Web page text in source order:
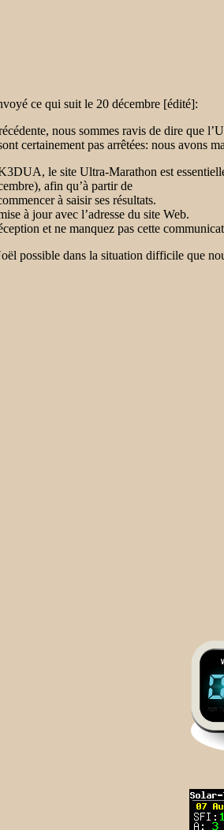
ce qui suit le 20 décembre [édité]:
nous sommes ravis de dire que
certainement pas arrêtées: nous avons
le site Ultra-Marathon est
afin qu’à partir de
à saisir ses résultats.
à jour avec l’adresse du site Web.
et ne manquez pas cette
possible dans la situation difficile que